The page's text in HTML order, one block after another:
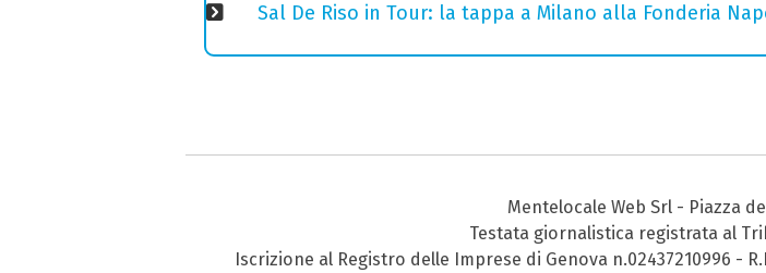
Sal De Riso in Tour: la tappa a Milano alla Fonderia
Mentelocale Web Srl - Piazza
Testata giornalistica registrata al
Iscrizione al Registro delle Imprese di Genova n.02437210996 -